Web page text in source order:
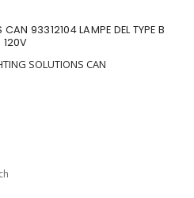
93312104 LAMPE DEL TYPE B
SOLUTIONS CAN